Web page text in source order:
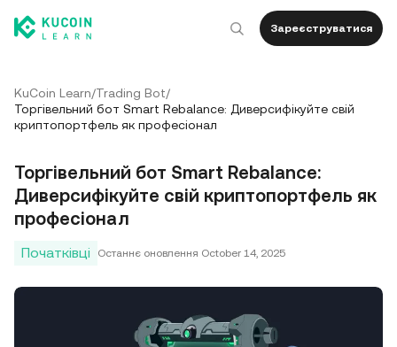
Зареєструватися
KuCoin Learn/Trading Bot/
Торгівельний бот Smart Rebalance: Диверсифікуйте свій
криптопортфель як професіонал
Торгівельний бот Smart Rebalance:
Диверсифікуйте свій криптопортфель як
професіонал
Початківці Останнє оновлення October 14, 2025